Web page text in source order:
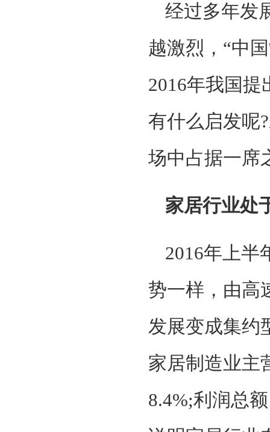
经过多年发
越激烈，“中
2016年我国提
有什么启发呢
场中占据一席
家居行业处
2016年上半
势一样，由高
发展变成集约
家居制造业主
8.4%;利润总